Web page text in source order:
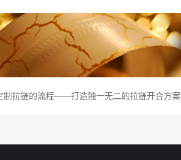
制拉链的流程——打造独一无二的拉链开合方案